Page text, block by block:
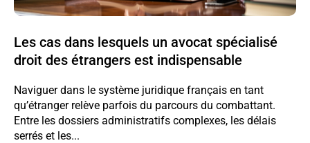
Les cas dans lesquels un avocat spécialisé
droit des étrangers est indispensable
Naviguer dans le système juridique français en tant
qu’étranger relève parfois du parcours du combattant.
Entre les dossiers administratifs complexes, les délais
serrés et les...